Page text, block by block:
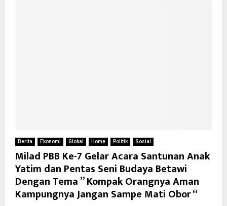
Berita Ekonomi Global Home Politik Sosial
Milad PBB Ke-7 Gelar Acara Santunan Anak
Yatim dan Pentas Seni Budaya Betawi
Dengan Tema ” Kompak Orangnya Aman
Kampungnya Jangan Sampe Mati Obor “